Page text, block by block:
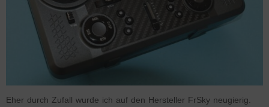
Eher durch Zufall wurde ich auf den Hersteller FrSky neugierig.